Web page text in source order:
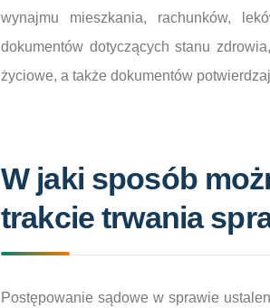
wynajmu mieszkania, rachunków,
dokumentów dotyczących stanu
życiowe, a także dokumentów
W jaki sposób
trakcie trwania
Postępowanie sądowe w sprawie